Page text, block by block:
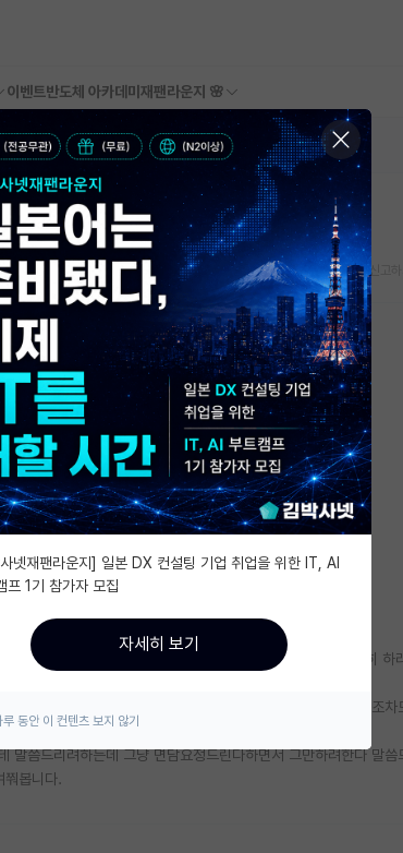
이벤트반도체 아카데미 재팬라운지 🌸
스크랩 신고
터 입학하고나서도 김박사넷 보면서 많이 조언구하고 열심히 하
지만 좋아하는 연구해보면서 어찌어찌 견뎌보려했는데 연구조차
렸네요..
씀드리려하는데 그냥 면담요청드린다하면서 그만하려한다 말씀
쭤봅니다.
넷재팬라운지] 일본 DX 컨설팅 기업 취업을 위한 IT, AI
프 1기 참가자 모집
자세히 보기
루 동안 이 컨텐츠 보지 않기